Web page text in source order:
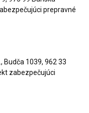
prepravné
Budča 1039, 962 33
zabezpečujúci